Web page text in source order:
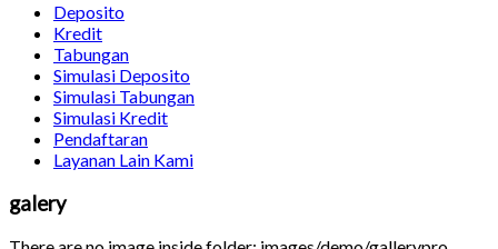
Deposito
Kredit
Tabungan
Simulasi Deposito
Simulasi Tabungan
Simulasi Kredit
Pendaftaran
Layanan Lain Kami
galery